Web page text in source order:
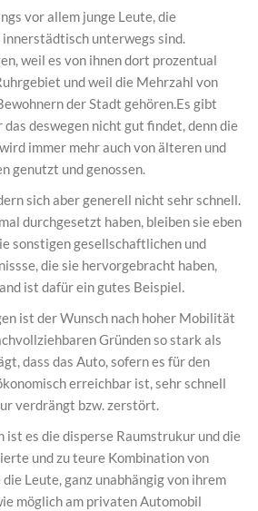
vor allem junge Leute, die
unterwegs sind.
weil es von ihnen dort prozentual
und weil die Mehrzahl von
der Stadt gehören.Es gibt
das deswegen nicht gut findet, denn die
immer mehr auch von älteren und
genutzt und genossen.
sich aber generell nicht sehr schnell.
durchgesetzt haben, bleiben sie eben
sonstigen gesellschaftlichen und
die sie hervorgebracht haben,
ist dafür ein gutes Beispiel.
ist der Wunsch nach hoher Mobilität
Gründen so stark als
dass das Auto, sofern es für den
erreichbar ist, sehr schnell
verdrängt bzw. zerstört.
ist es die disperse Raumstrukur und die
und zu teure Kombination von
Leute, ganz unabhängig von ihrem
möglich am privaten Automobil